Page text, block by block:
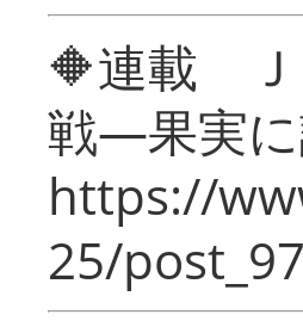
🔶連載 Ｊ
戦―果実
https://
25/